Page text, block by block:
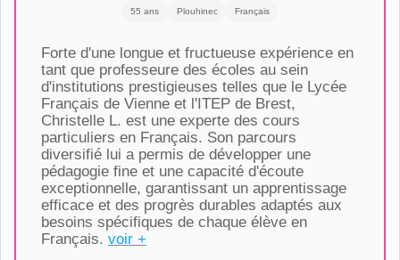
55 ans Plouhinec Français
Forte d'une longue et fructueuse expérience en
tant que professeure des écoles au sein
d'institutions prestigieuses telles que le Lycée
Français de Vienne et l'ITEP de Brest,
Christelle L. est une experte des cours
particuliers en Français. Son parcours
diversifié lui a permis de développer une
pédagogie fine et une capacité d'écoute
exceptionnelle, garantissant un apprentissage
efficace et des progrès durables adaptés aux
besoins spécifiques de chaque élève en
Français. voir +